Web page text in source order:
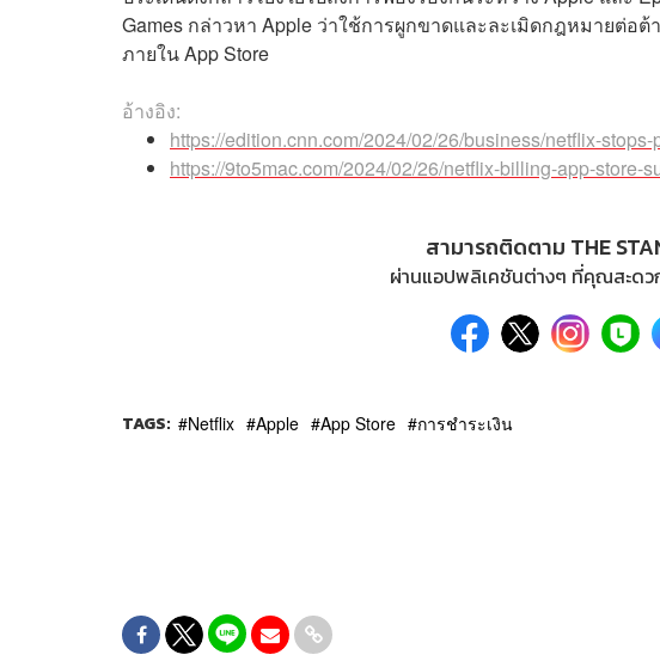
Games กล่าวหา Apple ว่าใช้การผูกขาดและละเมิดกฎหมายต่อ
ภายใน App Store
อ้างอิง:
https://edition.cnn.com/2024/02/26/business/netflix-
https://9to5mac.com/2024/02/26/netflix-billing-app-store-
สามารถติดตาม THE
ผ่านแอปพลิเคชันต่างๆ ที่คุณสะดว
TAGS: Netflix Apple App Store การชำระเงิน